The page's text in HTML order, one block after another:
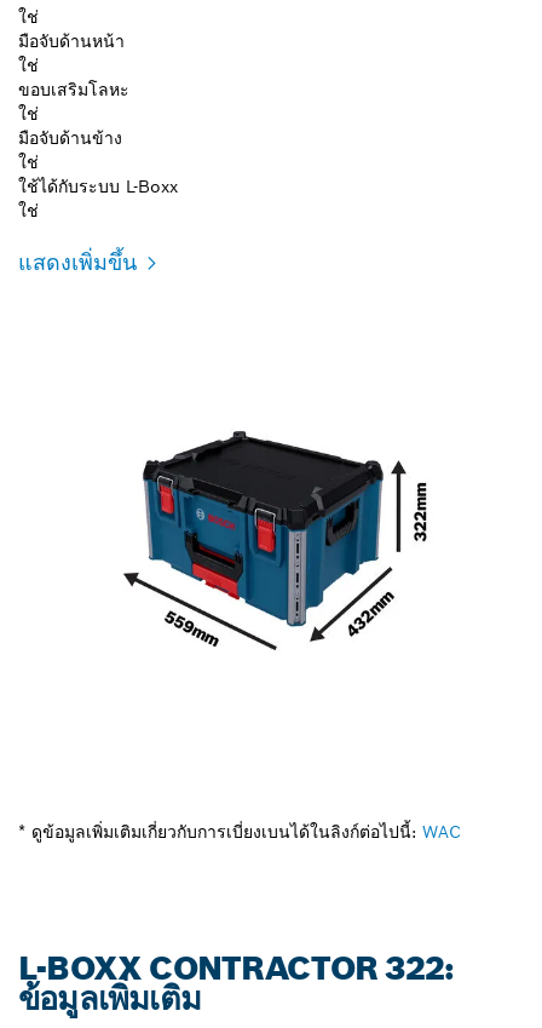
ใช่
มือจับด้านหน้า
ใช่
ขอบเสริมโลหะ
ใช่
มือจับด้านข้าง
ใช่
ใช้ได้กับระบบ L-Boxx
ใช่
แสดงเพิ่มขึ้น
* ดูข้อมูลเพิ่มเติมเกี่ยวกับการเบี่ยงเบนได้ในลิงก์ต่อไปนี้: WAC
L-BOXX CONTRACTOR 322:
ข้อมูลเพิ่มเติม